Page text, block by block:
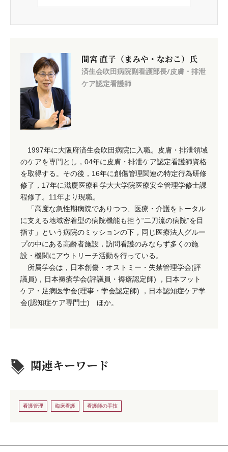
間宮 直子（まみや・なおこ）氏
済生会吹田病院副看護部長/皮膚・排泄
ケア認定看護師
1997年に大阪府済生会吹田病院に入職。皮膚・排泄領域
のケアを専門とし，04年に皮膚・排泄ケア認定看護師資格
を取得する。その後，16年に創傷管理関連の特定行為研修
修了，17年に滋慶医療科学大大学院医療安全管理学修士課
程修了。11年より現職。
「高度な急性期病院でありつつ、医療・介護をトータル
に支える地域密着型の病院機能も担う“二刀流の病院”を目
指す」という病院のミッションの下，同じ医療法人グルー
プの中にある高齢者施設，訪問看護のみならず多くの施
設・機関にアウトリーチ活動を行っている。
所属学会は，日本創傷・オストミー・失禁管理学会(評
議員)，日本褥瘡学会(評議員・褥瘡認定師) ，日本フット
ケア・足病医学会(理事・学会認定師) ，日本認知症ケア学
会(認知症ケア専門士) ほか。
関連キーワード
看護管理 臨床看護 看護師の手技